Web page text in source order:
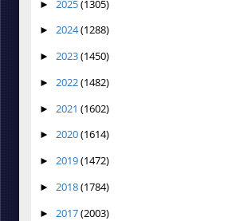
► 2025(1305)
► 2024(1288)
► 2023(1450)
► 2022(1482)
► 2021 (1602)
► 2020(1614)
► 2019(1472)
► 2018(1784)
► 2017(2003)